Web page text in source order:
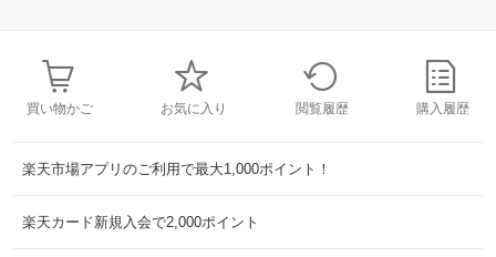
買い物かご お気に入り 閲覧履歴 購入履歴
楽天市場アプリのご利用で最大1,000ポイント！
楽天カード新規入会で2,000ポイント